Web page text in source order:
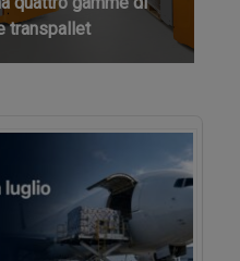
transpallet